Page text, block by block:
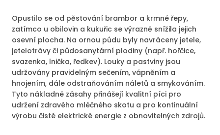
Opustilo se od pěstování brambor a krmné řepy,
zatímco u obilovin a kukuřic se výrazně snížila jejich
osevní plocha. Na ornou půdu byly navráceny jetele,
jetelotrávy či půdosanytární plodiny (např. hořčice,
svazenka, lnička, ředkev). Louky a pastviny jsou
udržovány pravidelným sečením, vápněním a
hnojením, dále odstraňováním náletů a smykováním.
Tyto nákladné zásahy přinášejí kvalitní píci pro
udržení zdravého mléčného skotu a pro kontinuální
výrobu čisté elektrické energie z obnovitelných zdrojů.